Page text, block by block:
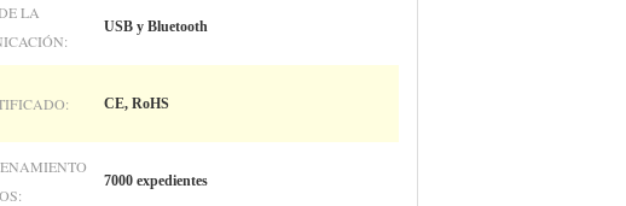
LA
USB y Bluetooth
CE, RoHS
7000 expedientes